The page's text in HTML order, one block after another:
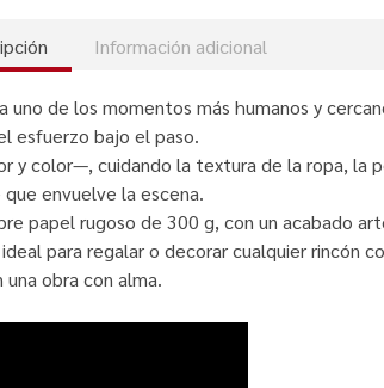
Información adicional
de los momentos más humanos y
esfuerzo bajo el paso.
y color—, cuidando la textura de la ropa, la
envuelve la escena.
papel rugoso de 300 g, con un acabado
para regalar o decorar cualquier rincón
obra con alma.